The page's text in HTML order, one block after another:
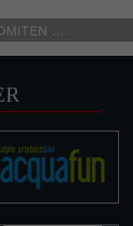
...